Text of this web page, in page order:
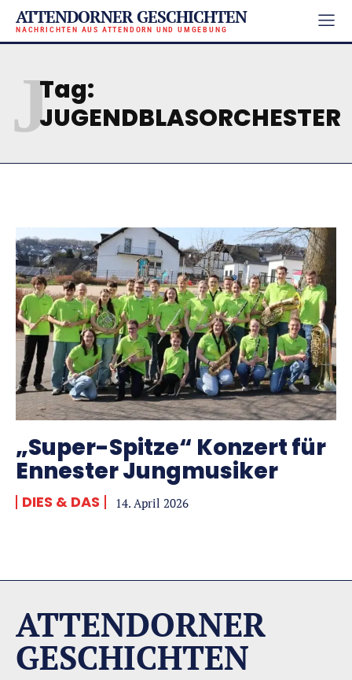
ATTENDORNER GESCHICHTEN
NACHRICHTEN AUS ATTENDORN UND UMGEBUNG
Tag:
JUGENDBLASORCHESTER
J
„Super-Spitze“ Konzert für
Ennester Jungmusiker
DIES & DAS 14. April 2026
ATTENDORNER
GESCHICHTEN